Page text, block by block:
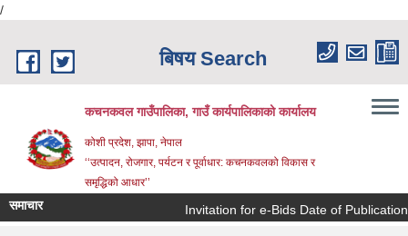
/
बिषय Search
कचनकवल गाउँपालिका, गाउँ कार्यपालिकाको कार्यालय
कोशी प्रदेश, झापा, नेपाल
‘‘उत्पादन, रोजगार, पर्यटन र पूर्वाधार: कचनकवलको विकास र
समृद्धिको आधार’’
समाचार Invitation for e-Bids Date of